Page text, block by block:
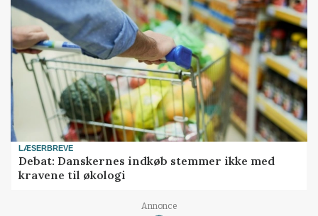
LÆSERBREVE
Debat: Danskernes indkøb stemmer ikke med
kravene til økologi
Annonce